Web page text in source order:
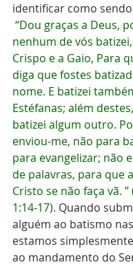
identificar como
“Dou graças a Deus,
nenhum de vós
Crispo e a Gaio, Para
diga que fostes
nome. E batizei
Estéfanas; além
batizei algum outro.
enviou-me, não para
para evangelizar; não
de palavras, para que
Cristo se não faça vã.
1:14-17). Quando
alguém ao batismo
estamos
ao mandamento do